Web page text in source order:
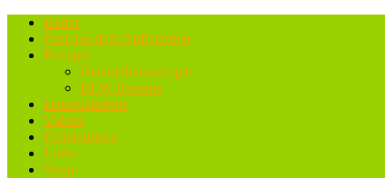
Bilder
Post aus dem Apfelgarten
Rezepte
Gesundheitsrezepte
BLW-Rezepte
Haushaltstipps
Videos
Freizeitideen
Links
Shop